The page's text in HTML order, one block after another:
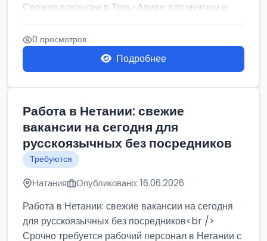
Свежие вакансии в Тель-Авиве для мужчин и
женщин от хозя...
0 просмотров
Подробнее
Работа в Нетании: свежие
вакансии на сегодня для
русскоязычных без посредников
Требуются
Натания Опубликовано: 16.06.2026
Работа в Нетании: свежие вакансии на сегодня
для русскоязычных без посредников<br />
Срочно требуется рабочий персонал в Нетании с